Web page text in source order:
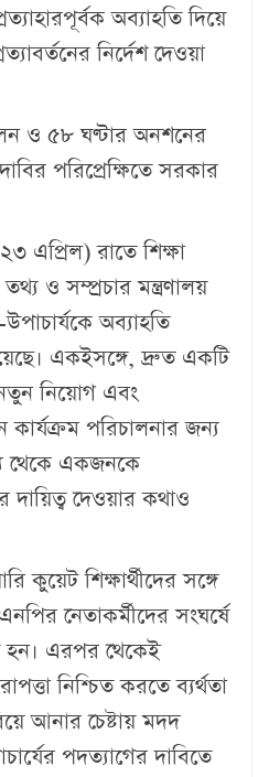
অব্যাহতি দিয়ে
নির্দেশ দেওয়া
ও ৫৮ ঘণ্টার অনশনের
পরিপ্রেক্ষিতে সরকার
রাতে শিক্ষা
ও সম্প্রচার মন্ত্রণালয়
অব্যাহতি
একইসঙ্গে, দ্রুত একটি
নিয়োগ এবং
কার্যক্রম পরিচালনার জন্য
থেকে একজনকে
দায়িত্ব দেওয়ার কথাও
কুয়েট শিক্ষার্থীদের সঙ্গে
নেতাকর্মীদের সংঘর্ষে
হন। এরপর থেকেই
নিশ্চিত করতে ব্যর্থতা
আনার চেষ্টায় মদদ
পদত্যাগের দাবিতে